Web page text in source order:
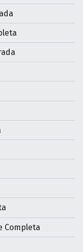
Completa